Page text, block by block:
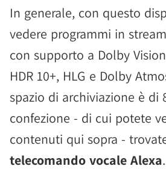
In generale, con questo
vedere programmi in
con supporto a Dolby
HDR 10+, HLG e Dolby
spazio di archiviazione è di
confezione - di cui potete
contenuti qui sopra -
telecomando vocale Alexa.